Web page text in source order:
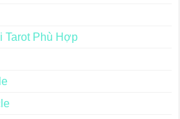
Tarot Phù Hợp